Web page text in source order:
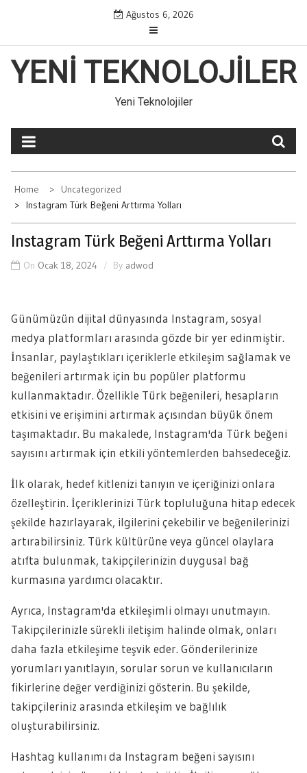
content
Ağustos 6, 2026
YENI TEKNOLOJILER
Yeni Teknolojiler
Home
Uncategorized
Instagram Türk Beğeni Arttırma Yolları
Instagram Türk Beğeni Arttırma Yolları
On Ocak 18, 2024 By adwod
Günümüzün dijital dünyasında Instagram, sosyal
medya platformları arasında gözde bir yer edinmiştir.
İnsanlar, paylaştıkları içeriklerle etkileşim sağlamak ve
beğenileri artırmak için bu popüler platformu
kullanmaktadır. Özellikle Türk beğenileri, hesapların
etkisini ve erişimini artırmak açısından büyük önem
taşımaktadır. Bu makalede, Instagram'da Türk beğeni
sayısını artırmak için etkili yöntemlerden bahsedeceğiz.
İlk olarak, hedef kitlenizi tanıyın ve içeriğinizi onlara
özelleştirin. İçeriklerinizi Türk topluluğuna hitap edecek
şekilde hazırlayarak, ilgilerini çekebilir ve beğenilerinizi
artırabilirsiniz. Türk kültürüne veya güncel olaylara
atıfta bulunmak, takipçilerinizin duygusal bağ
kurmasına yardımcı olacaktır.
Ayrıca, Instagram'da etkileşimli olmayı unutmayın.
Takipçilerinizle sürekli iletişim halinde olmak, onları
daha fazla etkileşime teşvik eder. Gönderilerinize
yorumları yanıtlayın, sorular sorun ve kullanıcıların
fikirlerine değer verdiğinizi gösterin. Bu şekilde,
takipçileriniz arasında etkileşim ve bağlılık
oluşturabilirsiniz.
Hashtag kullanımı da Instagram beğeni sayısını